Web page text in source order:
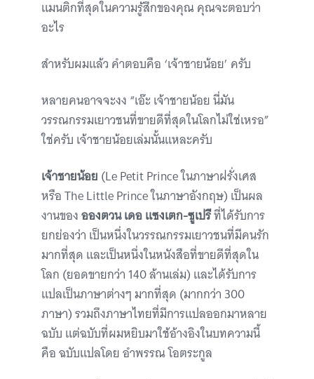
แมนติกที่สุดในความรู้สึกของคุณ คุณจะตอบว่า
อะไร
สำหรับผมแล้ว คำตอบคือ ‘เจ้าชายน้อย’ ครับ
หลายคนอาจจะงง “เอ๊ะ เจ้าชายน้อย นี่มัน
วรรณกรรมเยาวชนที่ขายดีที่สุดในโลกไม่ใช่เหรอ”
ใช่ครับ เจ้าชายน้อยเล่มนั้นแหละครับ
เจ้าชายน้อย (Le Petit Prince ในภาษาฝรั่งเศส
หรือ The Little Prince ในภาษาอังกฤษ) เป็นผล
งานของอองตวน เดอ แซงเตก-ซูเปรีที่ได้รับการ
ยกย่องว่า เป็นหนึ่งในวรรณกรรมเยาวชนที่มีคนรัก
มากที่สุด และเป็นหนึ่งในหนังสือที่ขายดีที่สุดใน
โลก (ยอดขายกว่า 140 ล้านเล่ม) และได้รับการ
แปลเป็นภาษาต่างๆ มากที่สุด (มากกว่า 300
ภาษา) รวมถึงภาษาไทยที่มีการแปลออกมาหลาย
ฉบับ แต่ฉบับที่ผมหยิบมาใช้อ้างอิงในบทความนี้
คือ ฉบับแปลโดย อำพรรณ โอตระกูล